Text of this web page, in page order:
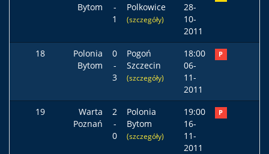
Bytom
-
1
Polkowice
(szczegóły)
28-
10-
2011
18
Polonia
Bytom
0
-
3
Pogoń
Szczecin
(szczegóły)
18:00
06-
11-
2011
P
19
Warta
Poznań
2
-
0
Polonia
Bytom
(szczegóły)
19:00
16-
11-
2011
P